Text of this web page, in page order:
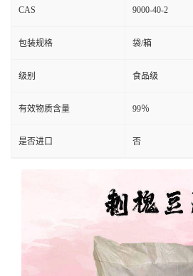
CAS 9000-40-2
包装规格 袋/箱
级别 食品级
有效物质含量 99％
是否进口 否